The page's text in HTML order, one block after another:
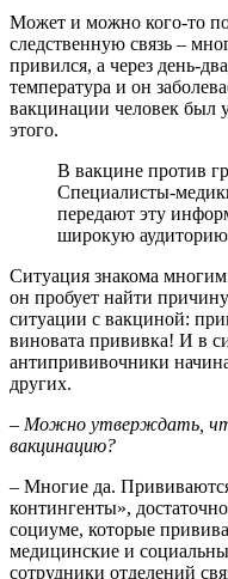
Может и можно кого-то
следственную связь –
привился, а через день-
температура и он
вакцинации человек был
этого.
В вакцине против
Специалисты-
передают эту
широкую аудиторию
Ситуация знакома
он пробует найти
ситуации с вакциной:
виновата прививка! И в
антипрививочники
других.
– Можно утверждать,
вакцинацию?
– Многие да.
контингенты»,
социуме, которые
медицинские и
сотрудники отделений